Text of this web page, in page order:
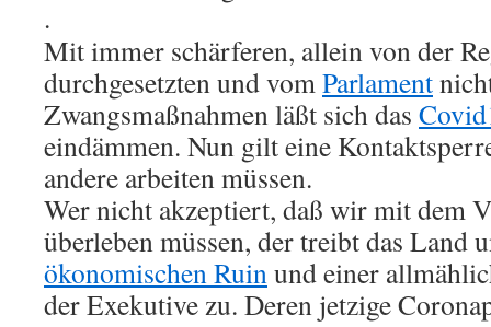
.
Mit immer schärferen, allein von der
durchgesetzten und vomParlament
Zwangsmaßnahmen läßt sich das
eindämmen. Nun gilt eine
andere arbeiten müssen.
Wer nicht akzeptiert, daß wir mit dem
überleben müssen, der treibt das Land
ökonomischen Ruinund einer
der Exekutive zu. Deren jetzige